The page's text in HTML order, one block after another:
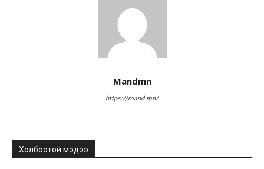
Mandmn
https://mand.mn/
Холбоотой мэдээ